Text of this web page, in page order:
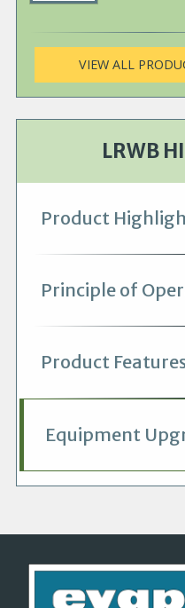
VIEW ALL
LRWB
Product
Principle of
Product
Equipment